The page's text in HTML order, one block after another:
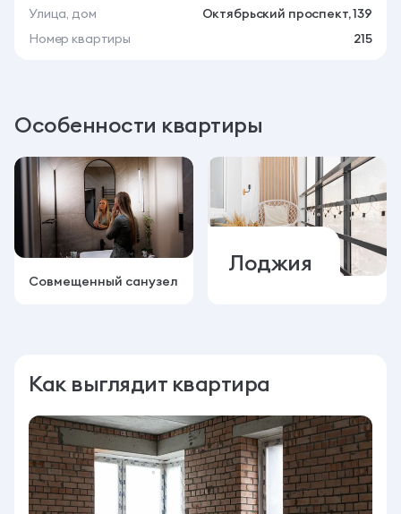
Улица, дом
Октябрьский проспект, 139
Номер квартиры
215
Особенности квартиры
Совмещенный санузел
Лоджия
Как выглядит квартира